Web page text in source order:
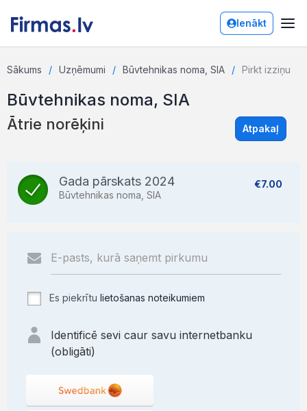
Ienākt
Sākums Uzņēmumi Būvtehnikas noma, SIA Pirkt izziņu
Būvtehnikas noma, SIA
Ātrie norēķini Atpakaļ
Gada pārskats 2024
Būvtehnikas noma, SIA
€7.00
Es piekrītu lietošanas noteikumiem
Identificē sevi caur savu internetbanku
(obligāti)